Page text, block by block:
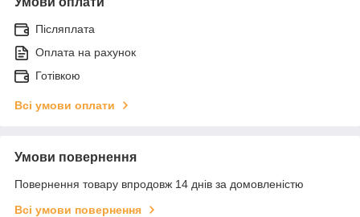
Післяплата
Оплата на рахунок
Готівкою
Всі умови оплати
Умови повернення
Повернення товару впродовж 14 днів за домовленістю
Всі умови повернення